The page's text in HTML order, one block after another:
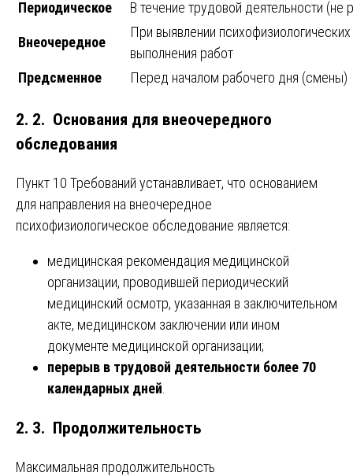
Периодическое В течение трудовой деятельности (не
Внеочередное
При выявлении
выполнения работ
Предсменное
Перед началом рабочего дня (смены)
2. 2. Основания для внеочередного
обследования
Пункт 10 Требований устанавливает, что основанием
для направления на внеочередное
психофизиологическое обследование является:
медицинская рекомендация медицинской
организации, проводившей периодический
медицинский осмотр, указанная в заключительном
акте, медицинском заключении или ином
документе медицинской организации;
перерыв в трудовой деятельности более 70
календарных дней
2. 3. Продолжительность
Максимальная продолжительность